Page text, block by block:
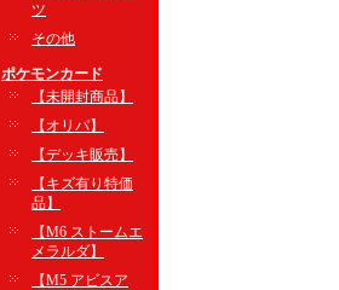
ツ
その他
ポケモンカード
【未開封商品】
【オリパ】
【デッキ販売】
【キズ有り特価
品】
【M6 ストームエ
メラルダ】
【M5 アビスア